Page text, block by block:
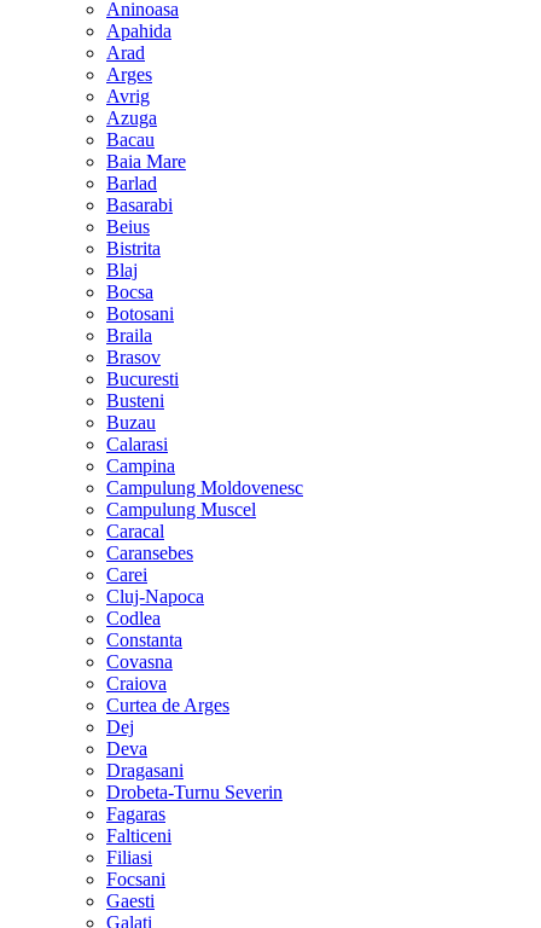
Aninoasa
Apahida
Arad
Arges
Avrig
Azuga
Bacau
Baia Mare
Barlad
Basarabi
Beius
Bistrita
Blaj
Bocsa
Botosani
Braila
Brasov
Bucuresti
Busteni
Buzau
Calarasi
Campina
Campulung Moldovenesc
Campulung Muscel
Caracal
Caransebes
Carei
Cluj-Napoca
Codlea
Constanta
Covasna
Craiova
Curtea de Arges
Dej
Deva
Dragasani
Drobeta-Turnu Severin
Fagaras
Falticeni
Filiasi
Focsani
Gaesti
Galati